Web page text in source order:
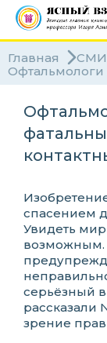
Главная
СМИ
Офтальмологи
спасением
Увидеть мир
возможным.
серьёзный
рассказали
зрение